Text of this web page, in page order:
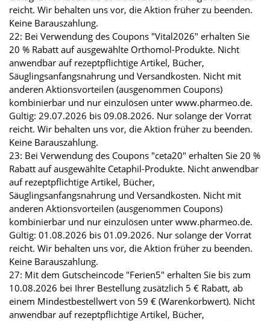
reicht. Wir behalten uns vor, die Aktion früher zu beenden.
Keine Barauszahlung.
22: Bei Verwendung des Coupons "Vital2026" erhalten Sie
20 % Rabatt auf ausgewählte Orthomol-Produkte. Nicht
anwendbar auf rezeptpflichtige Artikel, Bücher,
Säuglingsanfangsnahrung und Versandkosten. Nicht mit
anderen Aktionsvorteilen (ausgenommen Coupons)
kombinierbar und nur einzulösen unter www.pharmeo.de.
Gültig: 29.07.2026 bis 09.08.2026. Nur solange der Vorrat
reicht. Wir behalten uns vor, die Aktion früher zu beenden.
Keine Barauszahlung.
23: Bei Verwendung des Coupons "ceta20" erhalten Sie 20 %
Rabatt auf ausgewählte Cetaphil-Produkte. Nicht anwendbar
auf rezeptpflichtige Artikel, Bücher,
Säuglingsanfangsnahrung und Versandkosten. Nicht mit
anderen Aktionsvorteilen (ausgenommen Coupons)
kombinierbar und nur einzulösen unter www.pharmeo.de.
Gültig: 01.08.2026 bis 01.09.2026. Nur solange der Vorrat
reicht. Wir behalten uns vor, die Aktion früher zu beenden.
Keine Barauszahlung.
27: Mit dem Gutscheincode "Ferien5" erhalten Sie bis zum
10.08.2026 bei Ihrer Bestellung zusätzlich 5 € Rabatt, ab
einem Mindestbestellwert von 59 € (Warenkorbwert). Nicht
anwendbar auf rezeptpflichtige Artikel, Bücher,